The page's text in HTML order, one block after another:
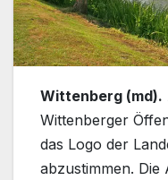
Wittenberg (md).
Wittenberger
das Logo der
abzustimmen. Die